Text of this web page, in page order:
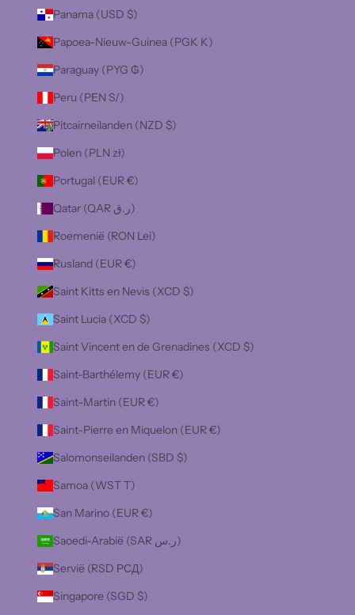
Panama (USD $)
Papoea-Nieuw-Guinea (PGK K)
Paraguay (PYG ₲)
Peru (PEN S/)
Pitcairneilanden (NZD $)
Polen (PLN zł)
Portugal (EUR €)
Qatar (QAR ر.ق)
Roemenië (RON Lei)
Rusland (EUR €)
Saint Kitts en Nevis (XCD $)
Saint Lucia (XCD $)
Saint Vincent en de Grenadines (XCD $)
Saint-Barthélemy (EUR €)
Saint-Martin (EUR €)
Saint-Pierre en Miquelon (EUR €)
Salomonseilanden (SBD $)
Samoa (WST T)
San Marino (EUR €)
Saoedi-Arabië (SAR ر.س)
Servië (RSD РСД)
Singapore (SGD $)